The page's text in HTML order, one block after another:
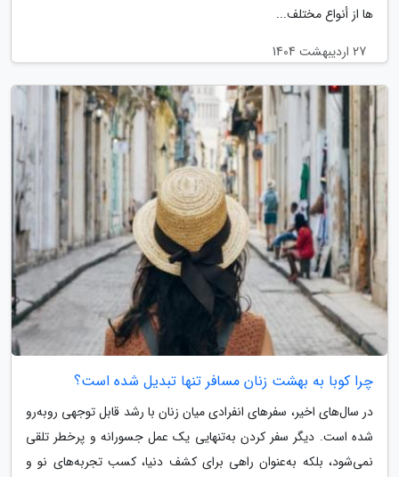
ها از أنواع مختلف...
27 اردیبهشت 1404
چرا کوبا به بهشت زنان مسافر تنها تبدیل شده است؟
در سال‌های اخیر، سفرهای انفرادی میان زنان با رشد قابل توجهی روبه‌رو
شده است. دیگر سفر کردن به‌تنهایی یک عمل جسورانه و پرخطر تلقی
نمی‌شود، بلکه به‌عنوان راهی برای کشف دنیا، کسب تجربه‌های نو و